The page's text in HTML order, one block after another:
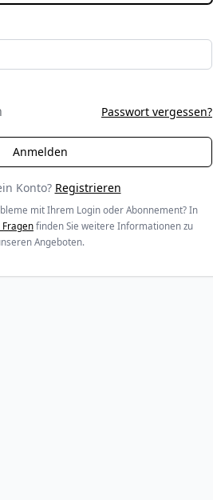
Passwort vergessen?
Konto? Registrieren
mit Ihrem Login oder Abonnement? In
finden Sie weitere Informationen zu
Angeboten.